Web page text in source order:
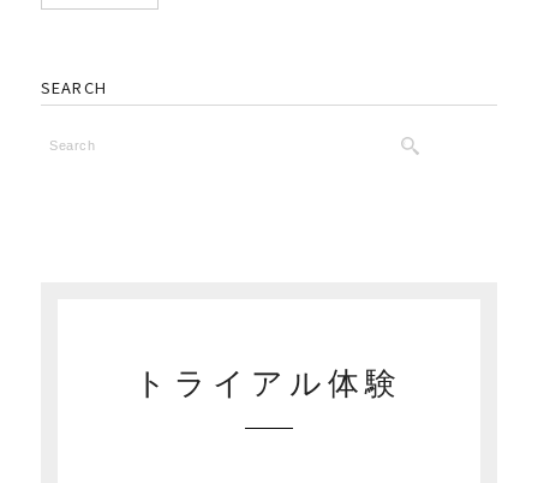
SEARCH
トライアル体験